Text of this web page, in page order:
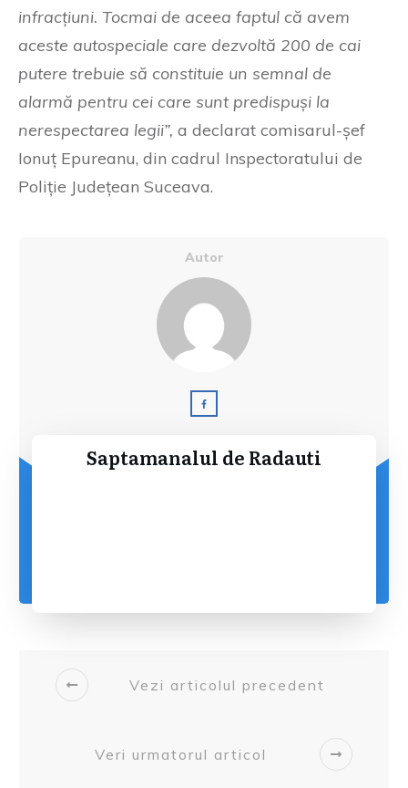
infracțiuni. Tocmai de aceea faptul că avem
aceste autospeciale care dezvoltă 200 de cai
putere trebuie să constituie un semnal de
alarmă pentru cei care sunt predispuși la
nerespectarea legii”, a declarat comisarul-șef
Ionuț Epureanu, din cadrul Inspectoratului de
Poliție Județean Suceava.
Autor
Saptamanalul de Radauti
Vezi articolul precedent
Veri urmatorul articol